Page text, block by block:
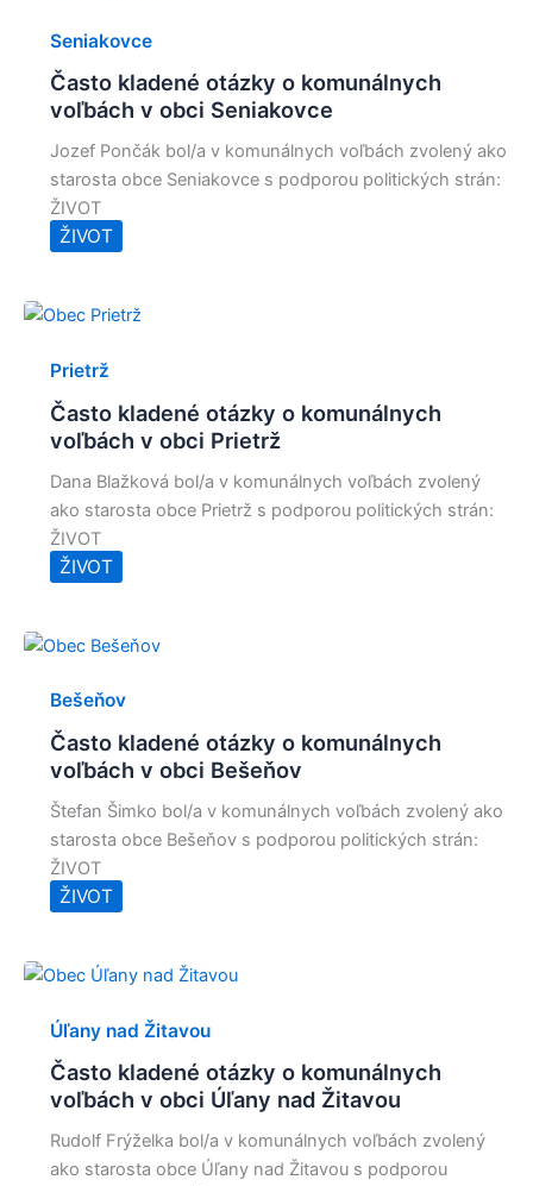
Seniakovce
Často kladené otázky o komunálnych
voľbách v obci Seniakovce
Jozef Pončák bol/a v komunálnych voľbách zvolený ako
starosta obce Seniakovce s podporou politických strán:
ŽIVOT
ŽIVOT
Prietrž
Často kladené otázky o komunálnych
voľbách v obci Prietrž
Dana Blažková bol/a v komunálnych voľbách zvolený
ako starosta obce Prietrž s podporou politických strán:
ŽIVOT
ŽIVOT
Bešeňov
Často kladené otázky o komunálnych
voľbách v obci Bešeňov
Štefan Šimko bol/a v komunálnych voľbách zvolený ako
starosta obce Bešeňov s podporou politických strán:
ŽIVOT
ŽIVOT
Úľany nad Žitavou
Často kladené otázky o komunálnych
voľbách v obci Úľany nad Žitavou
Rudolf Frýželka bol/a v komunálnych voľbách zvolený
ako starosta obce Úľany nad Žitavou s podporou